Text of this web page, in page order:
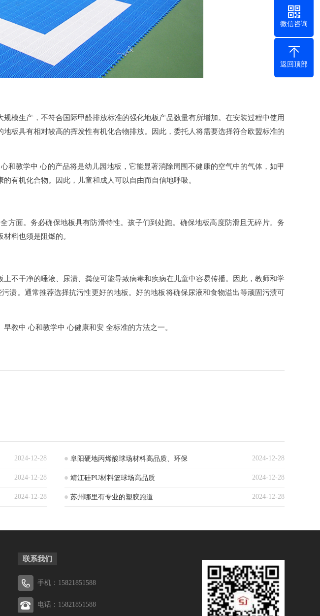
生产，不符合国际甲醛排放标准的强化地板产品数量有所增加。在安装过程中使用
板具有相对较高的挥发性有机化合物排放。因此，委托人将需要选择符合欧盟标准的
教学中 心的产品将是幼儿园地板，它能显著消除周围不健康的空气中的气体，如甲
有机化合物。因此，儿童和成人可以自由而自信地呼吸。
面。务必确保地板具有防滑特性。孩子们到处跑。确保地板高度防滑且无碎片。务
料也须是阻燃的。
干净的唾液、尿渍、粪便可能导致病毒和疾病在儿童中容易传播。因此，教师和学
渍。通常推荐选择抗污性更好的地板。好的地板将确保尿液和食物溢出等顽固污渍可
中 心和教学中 心健康和安 全标准的方法之一。
2024-12-28 2024-12-28
阜阳硬地丙烯酸球场材料高品质、环保
2024-12-28 2024-12-28
靖江硅PU材料篮球场高品质
2024-12-28 2024-12-28
苏州哪里有专业的塑胶跑道
联系我们
手机：15821851588
电话：15821851588
微信咨询
返回顶部